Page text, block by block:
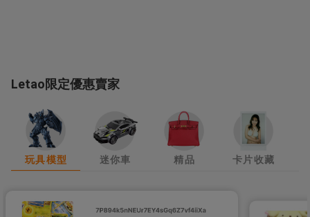
Letao限定優惠賣家
玩具模型 迷你車 精品 卡片收藏